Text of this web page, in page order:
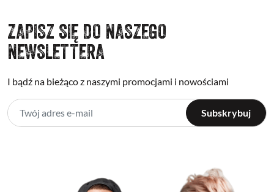
ZAPISZ SIĘ DO NASZEGO
NEWSLETTERA
I bądź na bieżąco z naszymi promocjami i nowościami